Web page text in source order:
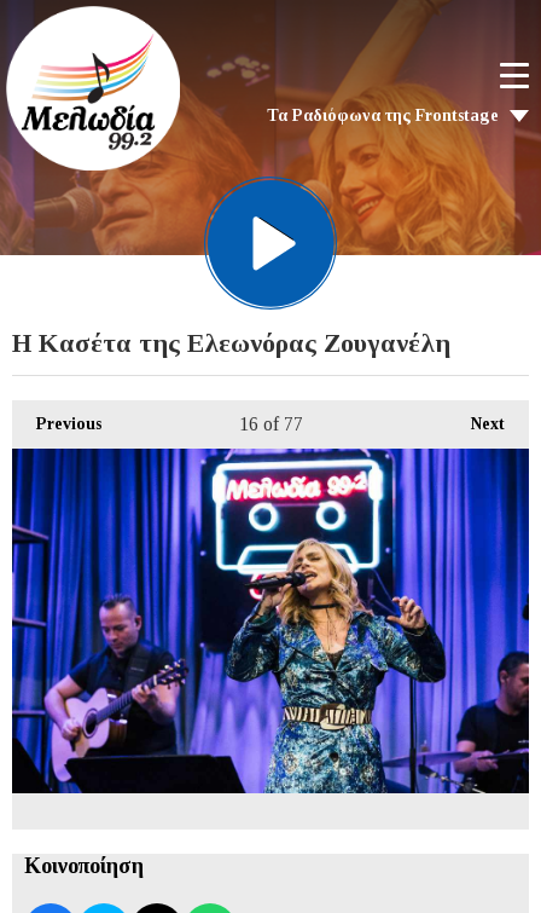
Τα Ραδιόφωνα της Frontstage
Η Κασέτα της Ελεωνόρας Ζουγανέλη
Previous Next
16 of 77
Κοινοποίηση